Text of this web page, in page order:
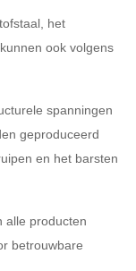
het
ook volgens
spanningen
geproduceerd
en het barsten
alle producten
betrouwbare